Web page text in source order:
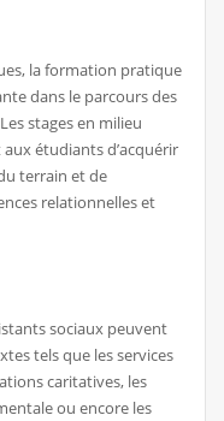
la formation pratique
dans le parcours des
stages en milieu
étudiants d’acquérir
terrain et de
relationnelles et
sociaux peuvent
tels que les services
caritatives, les
ou encore les